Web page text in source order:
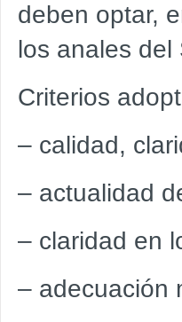
deben optar,
los anales del
Criterios
– calidad,
– actualidad
– claridad en
– adecuación